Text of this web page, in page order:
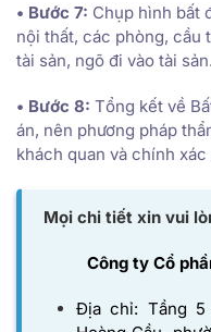
• Bước 7: Chụp hình bất
nội thất, các phòng, cầu
tài sản, ngõ đi vào tài sản.
• Bước 8: Tổng kết về
án, nên phương pháp
khách quan và chính xác
Mọi chi tiết xin vui
Công ty Cổ
Địa chỉ: Tầng